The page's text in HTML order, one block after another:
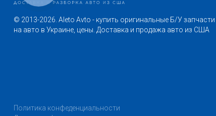
© 2013-2026. Aleto Avto - купить оригинальные Б/У запчасти
на авто в Украине, цены. Доставка и продажа авто из США
Политика конфеденциальности